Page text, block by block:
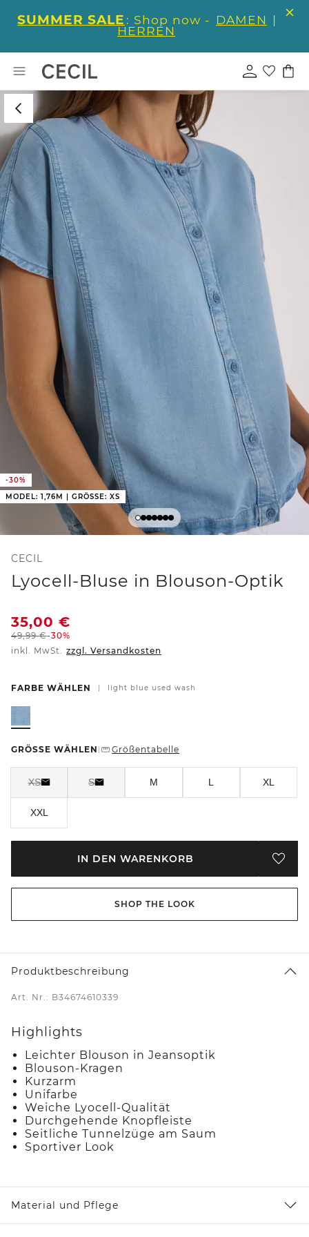
SUMMER SALE : Shop now - DAMEN |
HERREN
-30%
MODEL: 1,76M | GRÖSSE: XS
CECIL
Lyocell-Bluse in Blouson-Optik
35,00 €
49,99€-30%
inkl. MwSt. zzgl. Versandkosten
FARBE WÄHLEN light blue used wash
GRÖSSE WÄHLEN Größentabelle
XS S M L XL
XXL
IN DEN WARENKORB
SHOP THE LOOK
Produktbeschreibung
Art. Nr.: B34674610339
Highlights
Leichter Blouson in Jeansoptik
Blouson-Kragen
Kurzarm
Unifarbe
Weiche Lyocell-Qualität
Durchgehende Knopfleiste
Seitliche Tunnelzüge am Saum
Sportiver Look
Material und Pflege